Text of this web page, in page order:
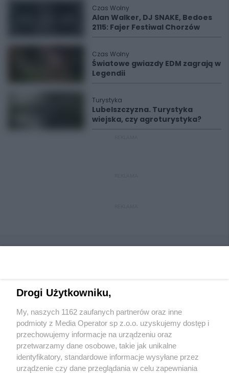
Czas Wolny
Alan Walker, DJ SNAKE, Bedoes
2115: Fajer Festiwal Chorzów
Czas Wolny
Światowe gwiazdy EDM zagrają w
Legendii
Turystyka
Lubelszczyzna. Turystyka
wiejska, czy agroturystyka?
Drogi Użytkowniku,
My, naszych 1162 zaufanych partnerów oraz inne
podmioty z Media Operator sp z.o.o. uzyskujemy dostęp i
przechowujemy informacje na urządzeniu oraz
przetwarzamy dane osobowe, takie jak unikalne
identyfikatory, standardowe informacje wysyłane przez
urządzenie czy dane przeglądania w celu zapewniania